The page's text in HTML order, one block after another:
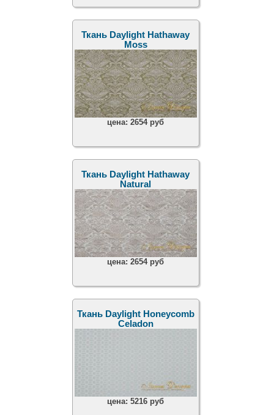
Ткань Daylight Hathaway
Moss
цена:2654 руб
Ткань Daylight Hathaway
Natural
цена:2654 руб
Ткань Daylight Honeycomb
Celadon
цена:5216 руб